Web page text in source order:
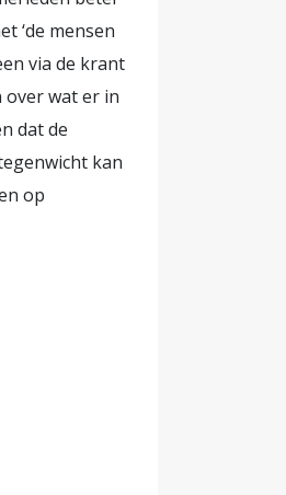
‘de mensen
via de krant
wat er in
dat de
kan
op